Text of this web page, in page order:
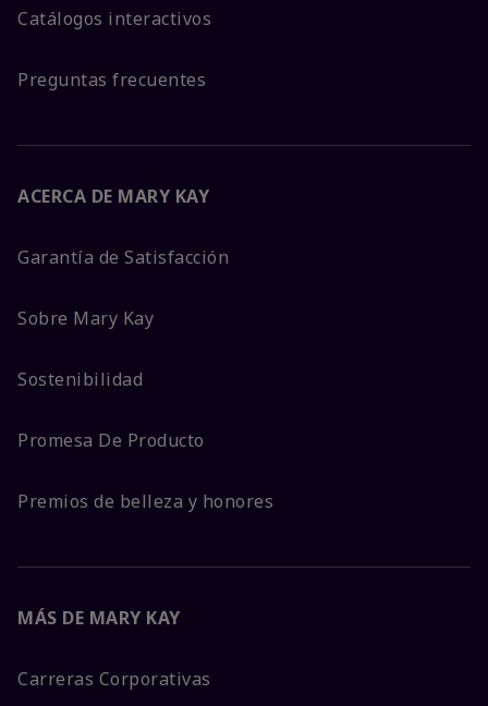
Catálogos interactivos
Preguntas frecuentes
ACERCA DE MARY KAY
Garantía de Satisfacción
Sobre Mary Kay
Sostenibilidad
Promesa De Producto
Premios de belleza y honores
MÁS DE MARY KAY
Carreras Corporativas